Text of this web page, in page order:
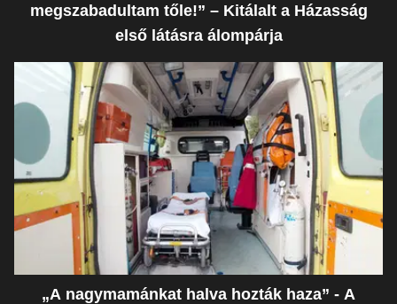
megszabadultam tőle!” – Kitálalt a Házasság
első látásra álompárja
„A nagymamánkat halva hozták haza” - A